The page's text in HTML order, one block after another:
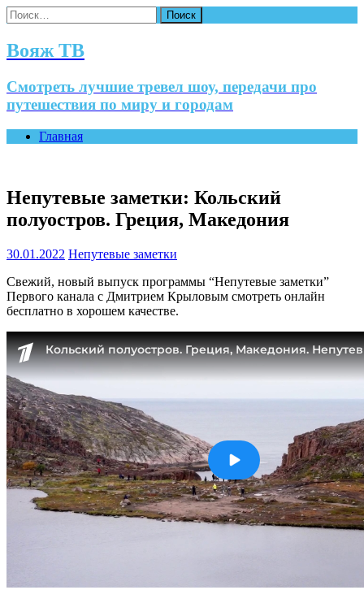
Найти:
Вояж ТВ
Смотреть лучшие тревел шоу, передачи про
путешествия по миру и городам
Главная
Непутевые заметки: Кольский
полуостров. Греция, Македония
30.01.2022 Непутевые заметки
Свежий, новый выпуск программы “Непутевые заметки”
Первого канала с Дмитрием Крыловым смотреть онлайн
бесплатно в хорошем качестве.